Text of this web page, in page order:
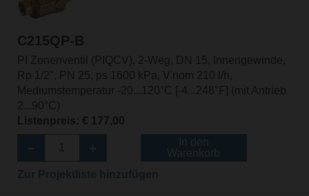
C215QP-B
PI Zonenventil (PIQCV), 2-Weg, DN 15, Innengewinde,
Rp 1/2", PN 25, ps 1600 kPa, V'nom 210 l/h,
Mediumstemperatur -20...120°C [-4...248°F] (mit Antrieb
2...90°C)
Listenpreis: € 177,00